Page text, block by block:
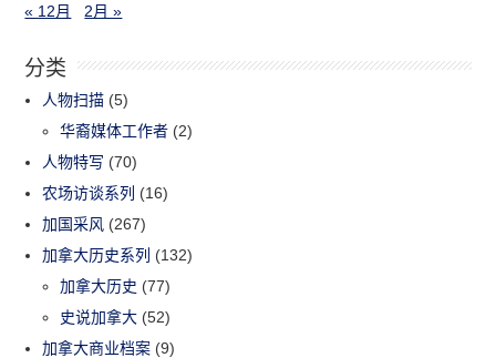
« 12月
2月 »
分类
人物扫描 (5)
华裔媒体工作者 (2)
人物特写 (70)
农场访谈系列 (16)
加国采风 (267)
加拿大历史系列 (132)
加拿大历史 (77)
史说加拿大 (52)
加拿大商业档案 (9)